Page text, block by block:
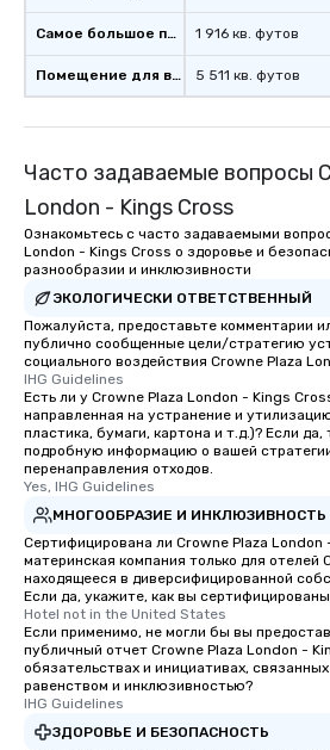
Самое большое помещение
Помещение для встречи
1 916 кв. футов
5 511 кв. футов
Часто задаваемые вопросы
London - Kings Cross
Ознакомьтесь с часто задаваемыми
London - Kings Cross о здоровье и
разнообразии и инклюзивности
ЭКОЛОГИЧЕСКИ ОТВЕТСТВЕННЫЙ
Пожалуйста, предоставьте комментарии
публично сообщенные цели/стратегию
социального воздействия Crowne Plaza
IHG Guidelines
Есть ли у Crowne Plaza London - Kings
направленная на устранение и
пластика, бумаги, картона и т.д.)? Если
подробную информацию о вашей
перенаправления отходов.
Yes, IHG Guidelines
МНОГООБРАЗИЕ И ИНКЛЮЗИВНОСТЬ
Сертифицирована ли Crowne Plaza
материнская компания только для отелей
находящееся в диверсифицированной
Если да, укажите, как вы
Hotel not in the United States
Если применимо, не могли бы вы
публичный отчет Crowne Plaza London -
обязательствах и инициативах,
равенством и инклюзивностью?
IHG Guidelines
ЗДОРОВЬЕ И БЕЗОПАСНОСТЬ